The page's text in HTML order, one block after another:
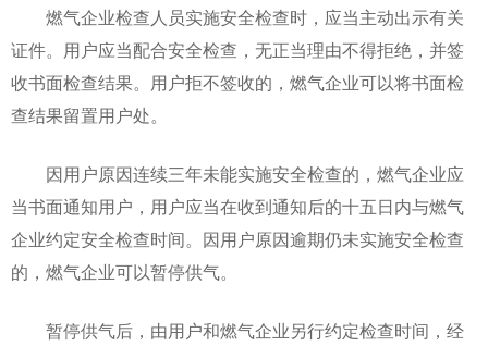
燃气企业检查人员实施安全检查时，应当主动出示有关
证件。用户应当配合安全检查，无正当理由不得拒绝，并签
收书面检查结果。用户拒不签收的，燃气企业可以将书面检
查结果留置用户处。
因用户原因连续三年未能实施安全检查的，燃气企业应
当书面通知用户，用户应当在收到通知后的十五日内与燃气
企业约定安全检查时间。因用户原因逾期仍未实施安全检查
的，燃气企业可以暂停供气。
暂停供气后，由用户和燃气企业另行约定检查时间，经